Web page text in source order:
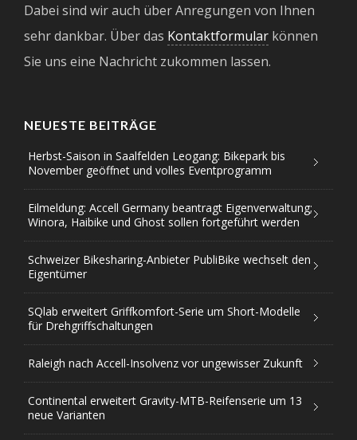
Dabei sind wir auch über Anregungen von Ihnen
sehr dankbar. Über das Kontaktformular können
Sie uns eine Nachricht zukommen lassen.
NEUESTE BEITRÄGE
Herbst-Saison in Saalfelden Leogang: Bikepark bis
November geöffnet und volles Eventprogramm
Eilmeldung: Accell Germany beantragt Eigenverwaltung;
Winora, Haibike und Ghost sollen fortgeführt werden
Schweizer Bikesharing-Anbieter PubliBike wechselt den
Eigentümer
SQlab erweitert Griffkomfort-Serie um Short-Modelle
für Drehgriffschaltungen
Raleigh nach Accell-Insolvenz vor ungewisser Zukunft
Continental erweitert Gravity-MTB-Reifenserie um 13
neue Varianten